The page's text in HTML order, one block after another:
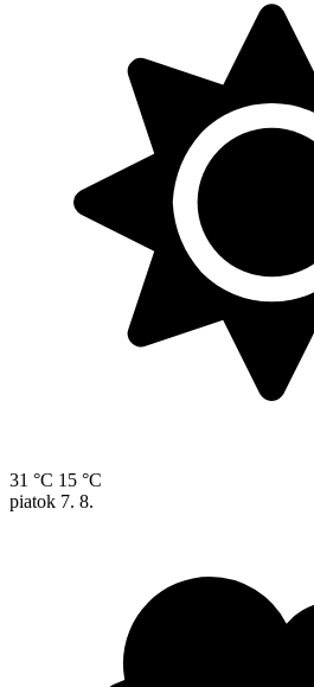
31 °C 15 °C
piatok 7. 8.